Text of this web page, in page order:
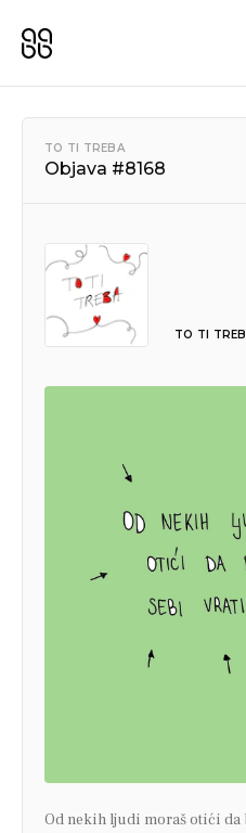
TO TI TREBA
Objava #8168
TO TI
Od nekih ljudi moraš otići da